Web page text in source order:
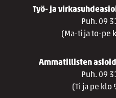
Työ- ja
Puh. 09
(Ma-ti ja to-pe
Ammatillisten
Puh. 09
(Ti ja pe klo